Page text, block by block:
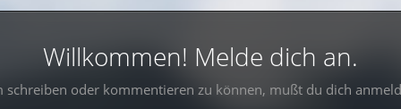
Willkommen! Melde dich an.
schreiben oder kommentieren zu können, mußt du dich